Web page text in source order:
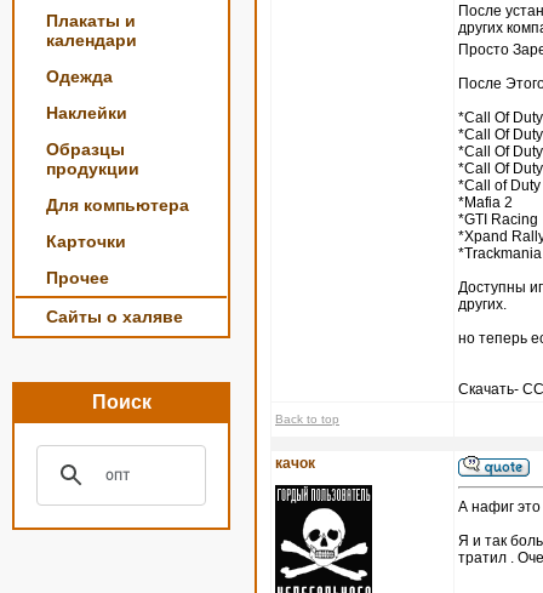
Плакаты и
календари
Одежда
Наклейки
Образцы
продукции
Для компьютера
Карточки
Прочее
Сайты о халяве
Поиск
После
других
Просто
После
*Call Of Duty
*Call Of
*Call Of
*Call Of
*Call of
*Mafia 2
*GTI Racing
*Xpand
Доступны
других.
но теперь
Скачать-
Back to top
качок
А нафиг
Я и так
тратил .